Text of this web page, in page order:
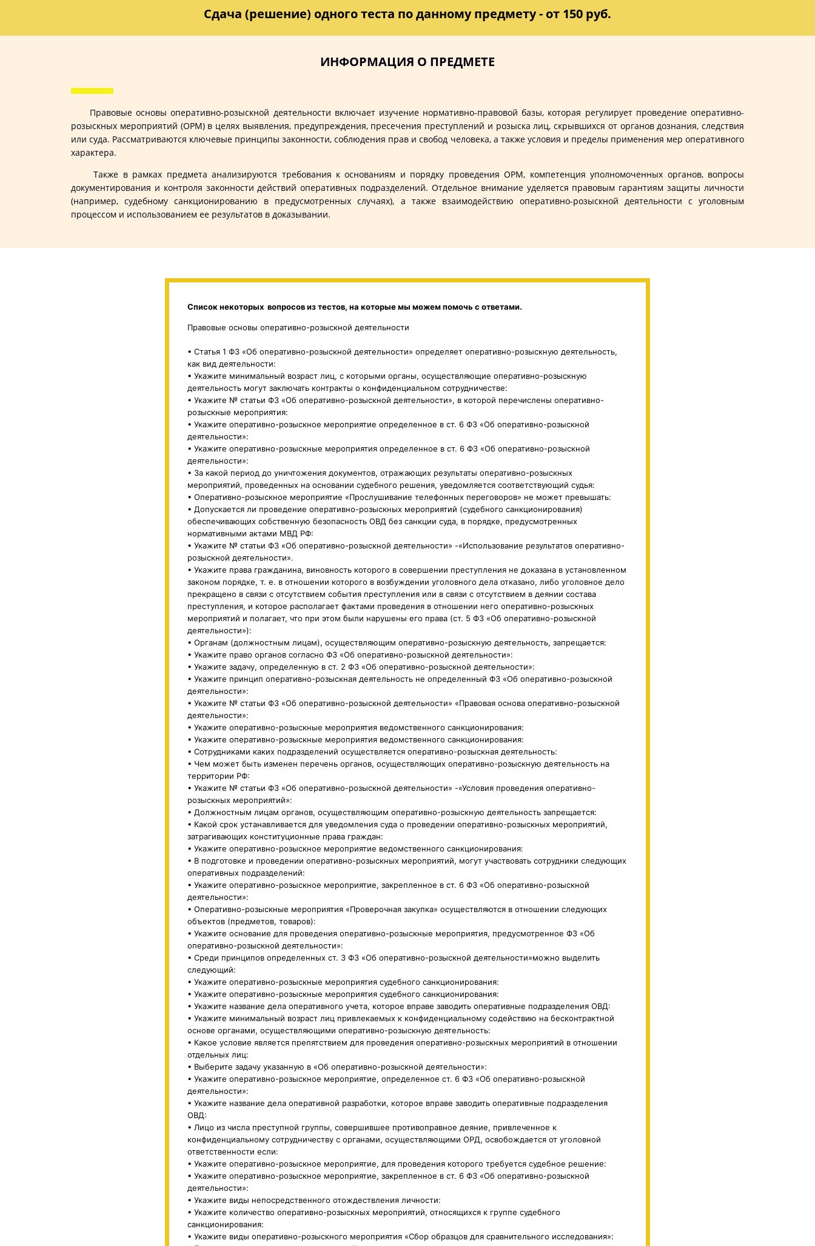
Сдача (решение) одного теста по данному предмету - от 150 руб.
ИНФОРМАЦИЯ О ПРЕДМЕТЕ
Правовые основы оперативно-розыскной деятельности включает изучение нормативно-правовой базы, которая регулирует проведение оперативно-
розыскных мероприятий (ОРМ) в целях выявления, предупреждения, пресечения преступлений и розыска лиц, скрывшихся от органов дознания, следствия
или суда. Рассматриваются ключевые принципы законности, соблюдения прав и свобод человека, а также условия и пределы применения мер оперативного
характера.
Также в рамках предмета анализируются требования к основаниям и порядку проведения ОРМ, компетенция уполномоченных органов, вопросы
документирования и контроля законности действий оперативных подразделений. Отдельное внимание уделяется правовым гарантиям защиты личности
(например, судебному санкционированию в предусмотренных случаях), а также взаимодействию оперативно-розыскной деятельности с уголовным
процессом и использованием ее результатов в доказывании.
Список некоторых вопросов из тестов, на которые мы можем помочь с ответами.
Правовые основы оперативно-розыскной деятельности
• Статья 1 ФЗ «Об оперативно-розыскной деятельности» определяет оперативно-розыскную деятельность,
как вид деятельности:
• Укажите минимальный возраст лиц, с которыми органы, осуществляющие оперативно-розыскную
деятельность могут заключать контракты о конфиденциальном сотрудничестве:
• Укажите № статьи ФЗ «Об оперативно-розыскной деятельности», в которой перечислены оперативно-
розыскные мероприятия:
• Укажите оперативно-розыскное мероприятие определенное в ст. 6 ФЗ «Об оперативно-розыскной
деятельности»:
• Укажите оперативно-розыскные мероприятия определенное в ст. 6 ФЗ «Об оперативно-розыскной
деятельности»:
• За какой период до уничтожения документов, отражающих результаты оперативно-розыскных
мероприятий, проведенных на основании судебного решения, уведомляется соответствующий судья:
• Оперативно-розыскное мероприятие «Прослушивание телефонных переговоров» не может превышать:
• Допускается ли проведение оперативно-розыскных мероприятий (судебного санкционирования)
обеспечивающих собственную безопасность ОВД без санкции суда, в порядке, предусмотренных
нормативными актами МВД РФ:
• Укажите № статьи ФЗ «Об оперативно-розыскной деятельности» -«Использование результатов оперативно-
розыскной деятельности».
• Укажите права гражданина, виновность которого в совершении преступления не доказана в установленном
законом порядке, т. е. в отношении которого в возбуждении уголовного дела отказано, либо уголовное дело
прекращено в связи с отсутствием события преступления или в связи с отсутствием в деянии состава
преступления, и которое располагает фактами проведения в отношении него оперативно-розыскных
мероприятий и полагает, что при этом были нарушены его права (ст. 5 ФЗ «Об оперативно-розыскной
деятельности»):
• Органам (должностным лицам), осуществляющим оперативно-розыскную деятельность, запрещается:
• Укажите право органов согласно ФЗ «Об оперативно-розыскной деятельности»:
• Укажите задачу, определенную в ст. 2 ФЗ «Об оперативно-розыскной деятельности»:
• Укажите принцип оперативно-розыскная деятельность не определенный ФЗ «Об оперативно-розыскной
деятельности»:
• Укажите № статьи ФЗ «Об оперативно-розыскной деятельности» «Правовая основа оперативно-розыскной
деятельности»:
• Укажите оперативно-розыскные мероприятия ведомственного санкционирования:
• Укажите оперативно-розыскные мероприятия ведомственного санкционирования:
• Сотрудниками каких подразделений осуществляется оперативно-розыскная деятельность:
• Чем может быть изменен перечень органов, осуществляющих оперативно-розыскную деятельность на
территории РФ:
• Укажите № статьи ФЗ «Об оперативно-розыскной деятельности» -«Условия проведения оперативно-
розыскных мероприятий»:
• Должностным лицам органов, осуществляющим оперативно-розыскную деятельность запрещается:
• Какой срок устанавливается для уведомления суда о проведении оперативно-розыскных мероприятий,
затрагивающих конституционные права граждан:
• Укажите оперативно-розыскное мероприятие ведомственного санкционирования:
• В подготовке и проведении оперативно-розыскных мероприятий, могут участвовать сотрудники следующих
оперативных подразделений:
• Укажите оперативно-розыскное мероприятие, закрепленное в ст. 6 ФЗ «Об оперативно-розыскной
деятельности»:
• Оперативно-розыскные мероприятия «Проверочная закупка» осуществляются в отношении следующих
объектов (предметов, товаров):
• Укажите основание для проведения оперативно-розыскные мероприятия, предусмотренное ФЗ «Об
оперативно-розыскной деятельности»:
• Среди принципов определенных ст. 3 ФЗ «Об оперативно-розыскной деятельности»можно выделить
следующий:
• Укажите оперативно-розыскные мероприятия судебного санкционирования:
• Укажите оперативно-розыскные мероприятия судебного санкционирования:
• Укажите название дела оперативного учета, которое вправе заводить оперативные подразделения ОВД:
• Укажите минимальный возраст лиц привлекаемых к конфиденциальному содействию на бесконтрактной
основе органами, осуществляющими оперативно-розыскную деятельность:
• Какое условие является препятствием для проведения оперативно-розыскных мероприятий в отношении
отдельных лиц:
• Выберите задачу указанную в «Об оперативно-розыскной деятельности»:
• Укажите оперативно-розыскное мероприятие, определенное ст. 6 ФЗ «Об оперативно-розыскной
деятельности»:
• Укажите название дела оперативной разработки, которое вправе заводить оперативные подразделения
ОВД:
• Лицо из числа преступной группы, совершившее противоправное деяние, привлеченное к
конфиденциальному сотрудничеству с органами, осуществляющими ОРД, освобождается от уголовной
ответственности если:
• Укажите оперативно-розыскное мероприятие, для проведения которого требуется судебное решение:
• Укажите оперативно-розыскное мероприятие, закрепленное в ст. 6 ФЗ «Об оперативно-розыскной
деятельности»:
• Укажите виды непосредственного отождествления личности:
• Укажите количество оперативно-розыскных мероприятий, относящихся к группе судебного
санкционирования:
• Укажите виды оперативно-розыскного мероприятия «Сбор образцов для сравнительного исследования»: